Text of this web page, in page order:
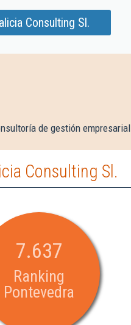
Consulting Sl.
de gestión empresarial
Consulting Sl.
7.637
Ranking
Pontevedra